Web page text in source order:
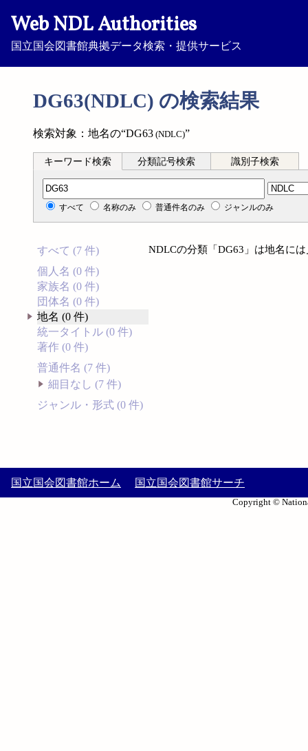
Web NDL Authorities
国立国会図書館典拠データ検索・提供サービス
DG63(NDLC) の検索結果
検索対象：地名の“DG63 (NDLC)”
キーワード検索 分類記号検索 識別子検索
分類記号検索
すべて 名称のみ 普通件名のみ ジャンルのみ
すべて (7 件)
個人名 (0 件)
家族名 (0 件)
団体名 (0 件)
地名 (0 件)
統一タイトル (0 件)
著作 (0 件)
普通件名 (7 件)
細目なし (7 件)
ジャンル・形式 (0 件)
NDLCの分類「DG63」は地名に
国立国会図書館ホーム 国立国会図書館サーチ
Copyright ©